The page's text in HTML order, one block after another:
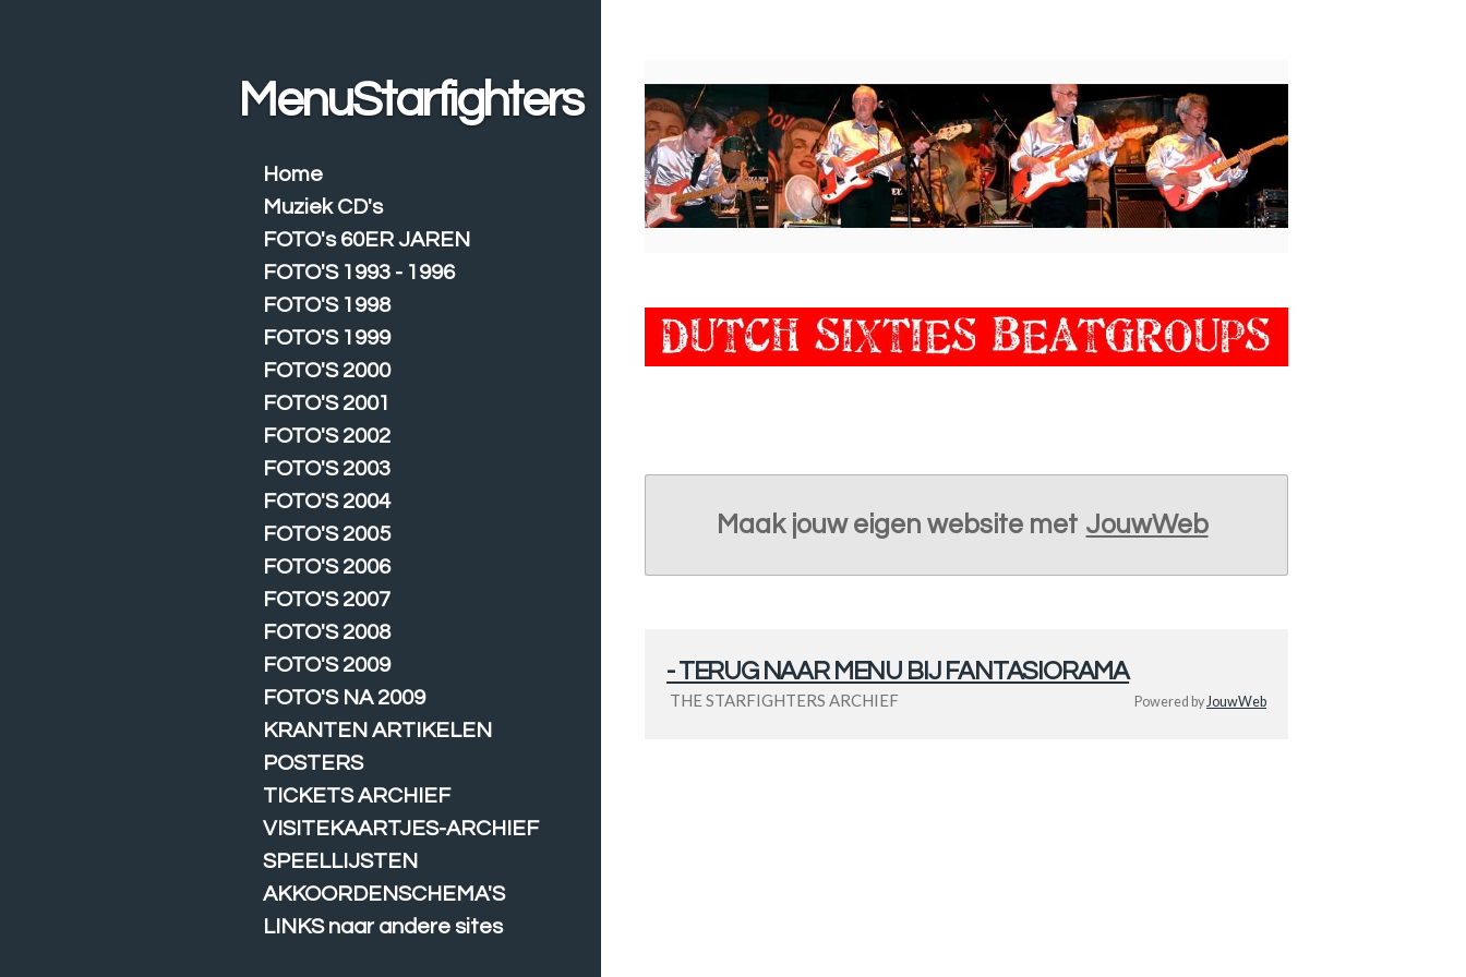
Maak jouw eigen website met JouwWeb
- TERUG NAAR MENU BIJ FANTASIORAMA
THE STARFIGHTERS ARCHIEF Powered byJouwWeb
MenuStarfighters
Home
Muziek CD's
FOTO's 60ER JAREN
FOTO'S 1993 - 1996
FOTO'S 1998
FOTO'S 1999
FOTO'S 2000
FOTO'S 2001
FOTO'S 2002
FOTO'S 2003
FOTO'S 2004
FOTO'S 2005
FOTO'S 2006
FOTO'S 2007
FOTO'S 2008
FOTO'S 2009
FOTO'S NA 2009
KRANTEN ARTIKELEN
POSTERS
TICKETS ARCHIEF
VISITEKAARTJES-ARCHIEF
SPEELLIJSTEN
AKKOORDENSCHEMA'S
LINKS naar andere sites